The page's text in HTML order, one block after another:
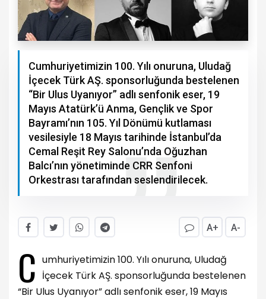
Cumhuriyetimizin 100. Yılı onuruna, Uludağ
İçecek Türk AŞ. sponsorluğunda bestelenen
“Bir Ulus Uyanıyor” adlı senfonik eser, 19
Mayıs Atatürk’ü Anma, Gençlik ve Spor
Bayramı’nın 105. Yıl Dönümü kutlaması
vesilesiyle 18 Mayıs tarihinde İstanbul’da
Cemal Reşit Rey Salonu’nda Oğuzhan
Balcı’nın yönetiminde CRR Senfoni
Orkestrası tarafından seslendirilecek.
A+ A-
C umhuriyetimizin 100. Yılı onuruna, Uludağ
İçecek Türk AŞ. sponsorluğunda bestelenen
“Bir Ulus Uyanıyor” adlı senfonik eser, 19 Mayıs